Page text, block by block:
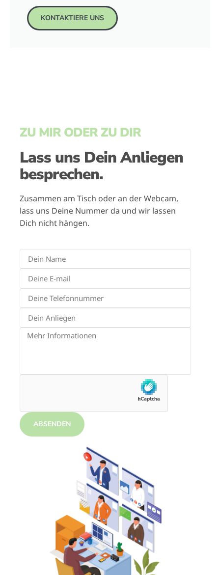
KONTAKTIERE UNS
ZU MIR ODER ZU DIR
Lass uns Dein Anliegen
besprechen.
Zusammen am Tisch oder an der Webcam,
lass uns Deine Nummer da und wir lassen
Dich nicht hängen.
ABSENDEN